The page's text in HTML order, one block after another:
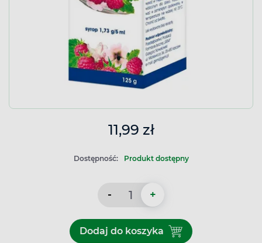
11,99 zł
Dostępność: Produkt dostępny
- +
Dodaj do koszykaDodaj do koszyka Rubital